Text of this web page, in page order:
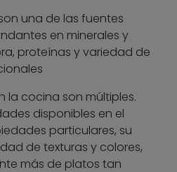
una de las fuentes
en minerales y
proteínas y variedad de
la cocina son múltiples.
disponibles en el
particulares, su
de texturas y colores,
más de platos tan